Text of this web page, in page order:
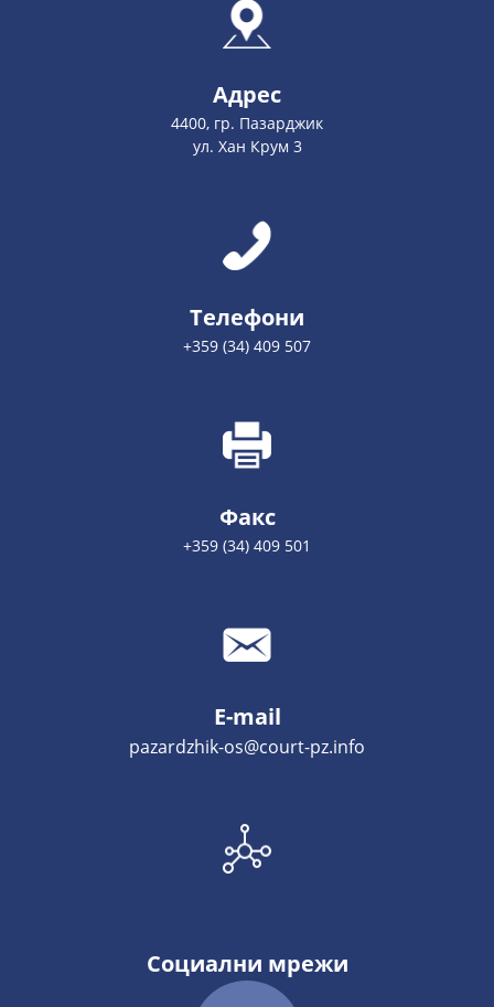
Адрес
4400, гр. Пазарджик
ул. Хан Крум 3
Телефони
+359 (34) 409 507
Факс
+359 (34) 409 501
E-mail
pazardzhik-os@court-pz.info
Социални мрежи